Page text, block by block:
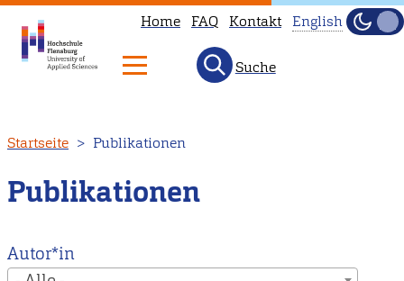
zum
Inhalt
Home FAQ Kontakt
to
English
Hell
Suche
Startseite Publikationen
Publikationen
Autor*in